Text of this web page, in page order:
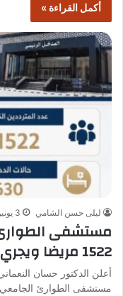
أكمل القراءة »
ليلى حسن الشامي 3 يونيو 2026
مستشفى
1522 مريضا ويجري 261 عملية خلال عيد الأضحى
أعلن الدكتور حسان
مستشفى الطوارئ الجامعي